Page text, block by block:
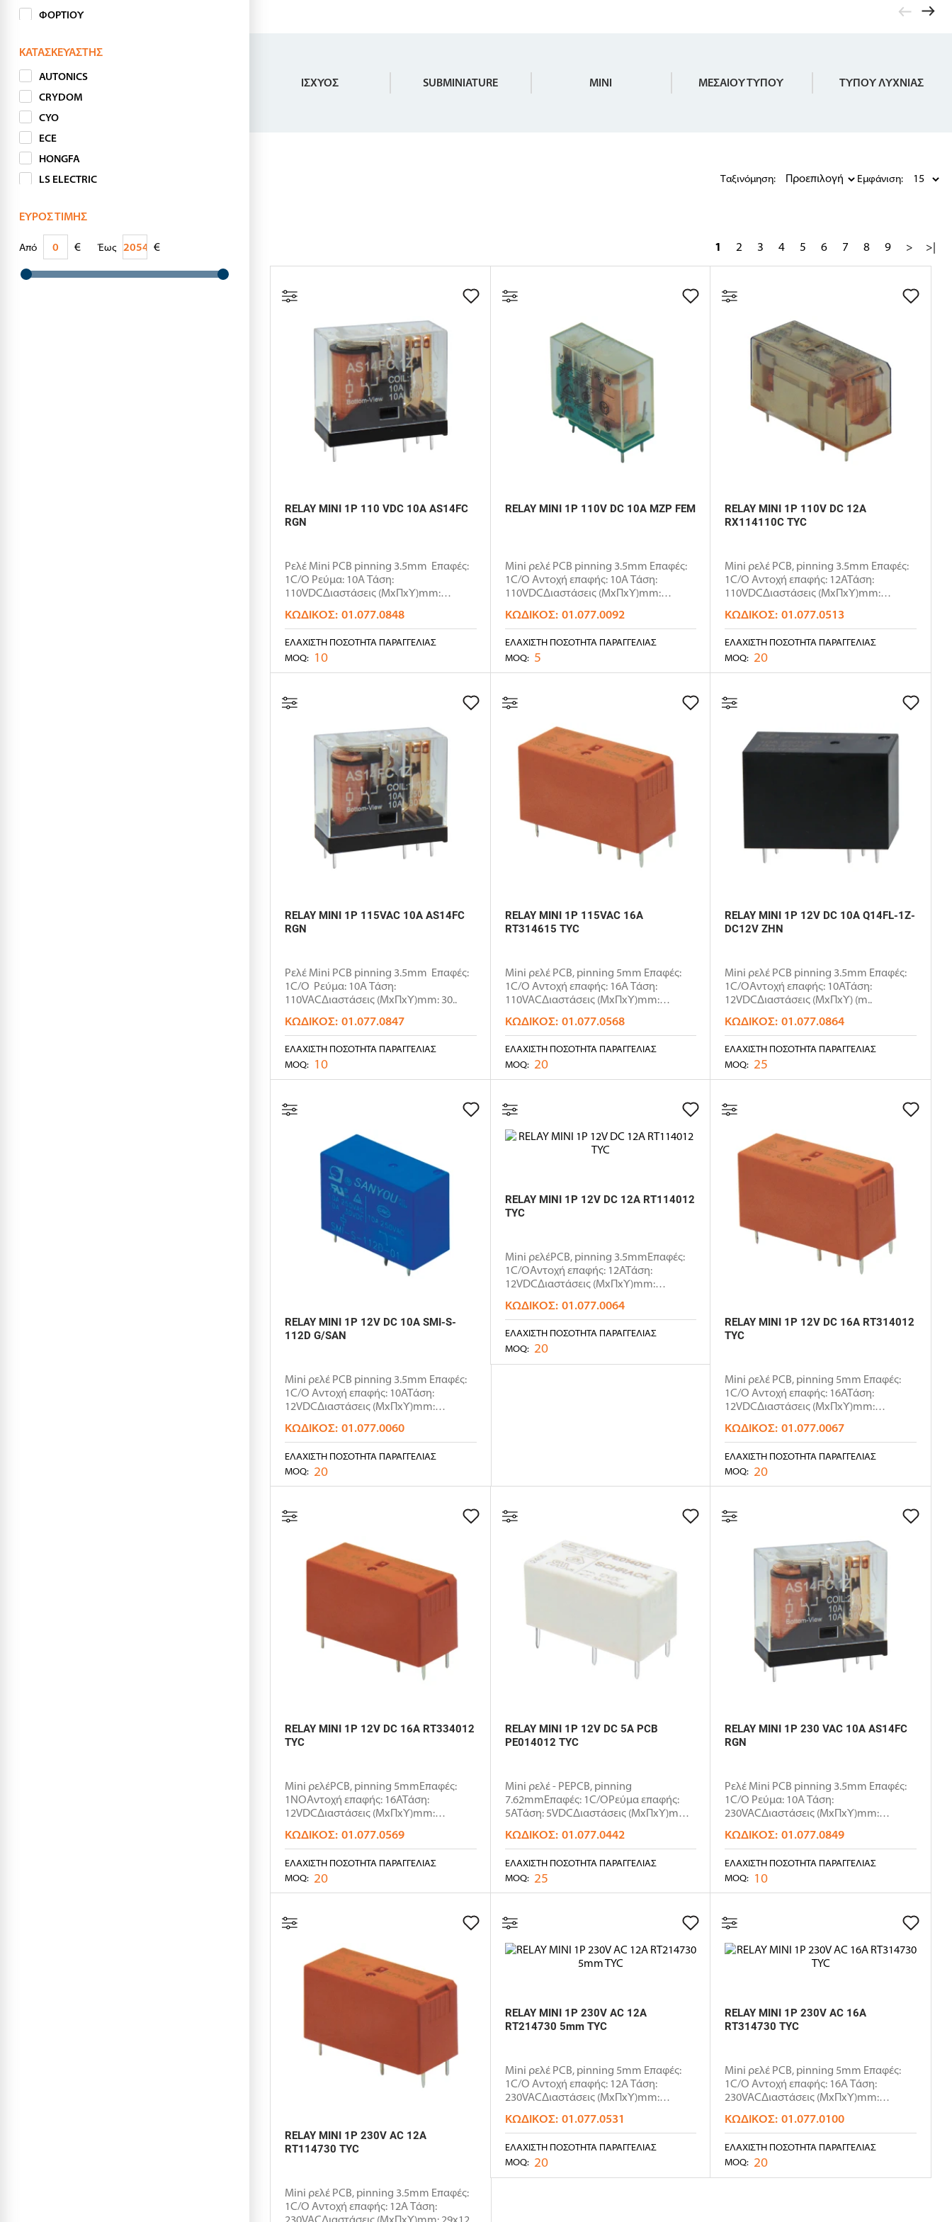
ΙΣΧΥΟΣ SUBMINIATURE MINI ΜΕΣΑΙΟΥ ΤΥΠΟΥ ΤΥΠΟΥ ΛΥΧΝΙΑΣ
ΦΟΡΤΙΟΥ
SOLID STATE
ΥΨΗΛΩΝ ΡΕΥΜΑΤΩΝ
ΕΙΔΙΚΑ
ΚΑΤΑΣΚΕΥΑΣΤΉΣ
AUTONICS
CRYDOM
CYO
ECE
HONGFA
LS ELECTRIC
RELETEK
SANYOU
ΕΎΡΟΣ ΤΙΜΉΣ
Από € Έως €
Ταξινόμηση: Εμφάνιση:
1 2 3 4 5 6 7 8 9 > >|
RELAY MINI 1P 110 VDC 10A AS14FC
RGN
Ρελέ Mini PCB pinning 3.5mm Επαφές:
1C/O Ρεύμα: 10Α Τάση:
110VDCΔιαστάσεις (ΜxΠxΥ)mm:
ΚΩΔΙΚΌΣ: 01.077.0848
ΕΛΆΧΙΣΤΗ ΠΟΣΌΤΗΤΑ ΠΑΡΑΓΓΕΛΊΑΣ
MOQ: 10
RELAY MINI 1P 110V DC 10A MZP FEM
Mini ρελέ PCB pinning 3.5mm Επαφές:
1C/O Αντοχή επαφής: 10Α Τάση:
110VDCΔιαστάσεις (ΜxΠxΥ)mm:
ΚΩΔΙΚΌΣ: 01.077.0092
ΕΛΆΧΙΣΤΗ ΠΟΣΌΤΗΤΑ ΠΑΡΑΓΓΕΛΊΑΣ
MOQ: 5
RELAY MINI 1P 110V DC 12A
RX114110C TYC
Mini ρελέ PCB, pinning 3.5mm Επαφές:
1C/O Αντοχή επαφής: 12ΑΤάση:
110VDCΔιαστάσεις (ΜxΠxΥ)mm:
ΚΩΔΙΚΌΣ: 01.077.0513
ΕΛΆΧΙΣΤΗ ΠΟΣΌΤΗΤΑ ΠΑΡΑΓΓΕΛΊΑΣ
MOQ: 20
RELAY MINI 1P 115VAC 10A AS14FC
RGN
Ρελέ Mini PCB pinning 3.5mm Επαφές:
1C/O Ρεύμα: 10Α Τάση:
110VACΔιαστάσεις (ΜxΠxΥ)mm: 30..
ΚΩΔΙΚΌΣ: 01.077.0847
ΕΛΆΧΙΣΤΗ ΠΟΣΌΤΗΤΑ ΠΑΡΑΓΓΕΛΊΑΣ
MOQ: 10
RELAY MINI 1P 115VAC 16A
RT314615 TYC
Mini ρελέ PCB, pinning 5mm Επαφές:
1C/O Αντοχή επαφής: 16Α Τάση:
110VACΔιαστάσεις (ΜxΠxΥ)mm:
ΚΩΔΙΚΌΣ: 01.077.0568
ΕΛΆΧΙΣΤΗ ΠΟΣΌΤΗΤΑ ΠΑΡΑΓΓΕΛΊΑΣ
MOQ: 20
RELAY MINI 1P 12V DC 10A Q14FL-1Z-
DC12V ZHN
Mini ρελέ PCB pinning 3.5mm Επαφές:
1C/OΑντοχή επαφής: 10ΑΤάση:
12VDCΔιαστάσεις (ΜxΠxΥ) (m..
ΚΩΔΙΚΌΣ: 01.077.0864
ΕΛΆΧΙΣΤΗ ΠΟΣΌΤΗΤΑ ΠΑΡΑΓΓΕΛΊΑΣ
MOQ: 25
RELAY MINI 1P 12V DC 10A SMI-S-
112D G/SAN
Mini ρελέ PCB pinning 3.5mm Επαφές:
1C/O Αντοχή επαφής: 10ΑΤάση:
12VDCΔιαστάσεις (ΜxΠxΥ)mm:
ΚΩΔΙΚΌΣ: 01.077.0060
ΕΛΆΧΙΣΤΗ ΠΟΣΌΤΗΤΑ ΠΑΡΑΓΓΕΛΊΑΣ
MOQ: 20
RELAY MINI 1P 12V DC 12A RT114012
TYC
Mini ρελέPCB, pinning 3.5mmΕπαφές:
1C/OΑντοχή επαφής: 12ΑΤάση:
12VDCΔιαστάσεις (ΜxΠxΥ)mm:
ΚΩΔΙΚΌΣ: 01.077.0064
ΕΛΆΧΙΣΤΗ ΠΟΣΌΤΗΤΑ ΠΑΡΑΓΓΕΛΊΑΣ
MOQ: 20
RELAY MINI 1P 12V DC 16A RT314012
TYC
Mini ρελέ PCB, pinning 5mm Επαφές:
1C/O Αντοχή επαφής: 16ΑΤάση:
12VDCΔιαστάσεις (ΜxΠxΥ)mm:
ΚΩΔΙΚΌΣ: 01.077.0067
ΕΛΆΧΙΣΤΗ ΠΟΣΌΤΗΤΑ ΠΑΡΑΓΓΕΛΊΑΣ
MOQ: 20
RELAY MINI 1P 12V DC 16A RT334012
TYC
Mini ρελέPCB, pinning 5mmΕπαφές:
1NOΑντοχή επαφής: 16ΑΤάση:
12VDCΔιαστάσεις (ΜxΠxΥ)mm:
ΚΩΔΙΚΌΣ: 01.077.0569
ΕΛΆΧΙΣΤΗ ΠΟΣΌΤΗΤΑ ΠΑΡΑΓΓΕΛΊΑΣ
MOQ: 20
RELAY MINI 1P 12V DC 5A PCB
PE014012 TYC
Mini ρελέ - PEPCB, pinning
7.62mmΕπαφές: 1C/OΡεύμα επαφής:
5ΑΤάση: 5VDCΔιαστάσεις (ΜxΠxΥ)mm:
ΚΩΔΙΚΌΣ: 01.077.0442
ΕΛΆΧΙΣΤΗ ΠΟΣΌΤΗΤΑ ΠΑΡΑΓΓΕΛΊΑΣ
MOQ: 25
RELAY MINI 1P 230 VAC 10A AS14FC
RGN
Ρελέ Mini PCB pinning 3.5mm Επαφές:
1C/O Ρεύμα: 10Α Τάση:
230VACΔιαστάσεις (ΜxΠxΥ)mm:
ΚΩΔΙΚΌΣ: 01.077.0849
ΕΛΆΧΙΣΤΗ ΠΟΣΌΤΗΤΑ ΠΑΡΑΓΓΕΛΊΑΣ
MOQ: 10
RELAY MINI 1P 230V AC 12A
RT114730 TYC
Mini ρελέ PCB, pinning 3.5mm Επαφές:
1C/O Αντοχή επαφής: 12Α Τάση:
RELAY MINI 1P 230V AC 12A
RT214730 5mm TYC
Mini ρελέ PCB, pinning 5mm Επαφές:
1C/O Αντοχή επαφής: 12Α Τάση:
230VACΔιαστάσεις (ΜxΠxΥ)mm:
ΚΩΔΙΚΌΣ: 01.077.0531
ΕΛΆΧΙΣΤΗ ΠΟΣΌΤΗΤΑ ΠΑΡΑΓΓΕΛΊΑΣ
MOQ: 20
RELAY MINI 1P 230V AC 16A
RT314730 TYC
Mini ρελέ PCB, pinning 5mm Επαφές:
1C/O Αντοχή επαφής: 16Α Τάση:
230VACΔιαστάσεις (ΜxΠxΥ)mm:
ΚΩΔΙΚΌΣ: 01.077.0100
ΕΛΆΧΙΣΤΗ ΠΟΣΌΤΗΤΑ ΠΑΡΑΓΓΕΛΊΑΣ
MOQ: 20